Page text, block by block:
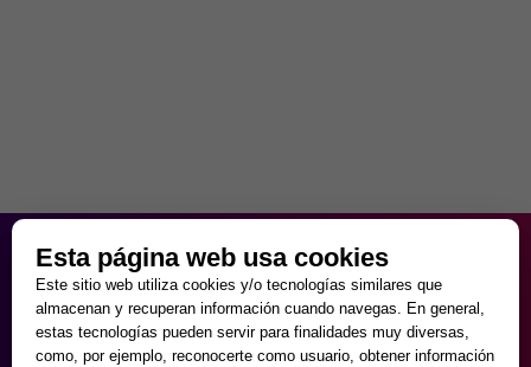
de Lunes a Viernes
9:30 - 20:00
Sábados
10:00 - 14:00 y 17:00 - 20:00
Domingos cerrado.
Esta página web usa cookies
Este sitio web utiliza cookies y/o tecnologías similares que
almacenan y recuperan información cuando navegas. En general,
estas tecnologías pueden servir para finalidades muy diversas,
como, por ejemplo, reconocerte como usuario, obtener información